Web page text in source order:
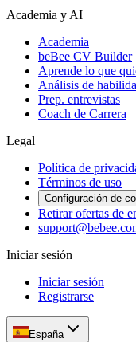
Academia y AI
Academia
beBee CV Builder
Aprende lo que
Análisis de
Prep. entrevistas
Coach de Carrera
Legal
Política de
Términos de uso
Configuración de
Retirar ofertas de
Iniciar sesión
Iniciar sesión
Registrarse
España